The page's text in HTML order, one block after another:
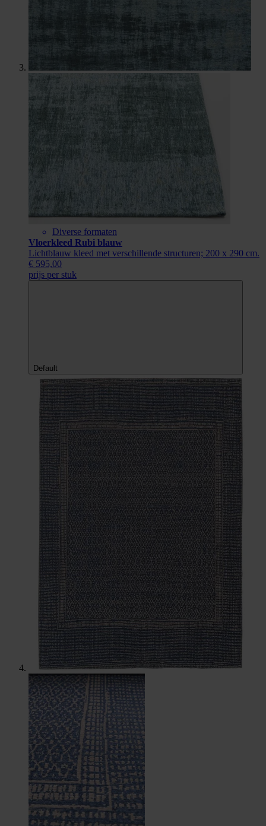
Diverse formaten
Vloerkleed Rubi blauw
Lichtblauw kleed met verschillende structuren; 200 x 290 cm.
€ 595,00
prijs per stuk
Default